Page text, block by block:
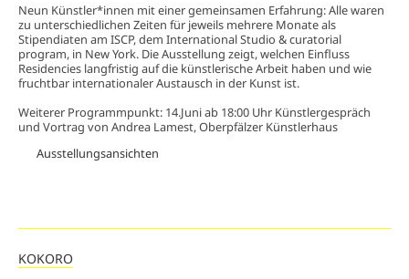
Neun Künstler*innen mit einer gemeinsamen Erfahrung: Alle waren
zu unterschiedlichen Zeiten für jeweils mehrere Monate als
Stipendiaten am ISCP, dem International Studio & curatorial
program, in New York. Die Ausstellung zeigt, welchen Einfluss
Residencies langfristig auf die künstlerische Arbeit haben und wie
fruchtbar internationaler Austausch in der Kunst ist.
Weiterer Programmpunkt: 14.Juni ab 18:00 Uhr Künstlergespräch
und Vortrag von Andrea Lamest, Oberpfälzer Künstlerhaus
Ausstellungsansichten
KOKORO